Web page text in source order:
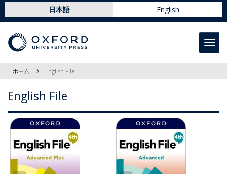
日本語 English
ホーム English File
English File